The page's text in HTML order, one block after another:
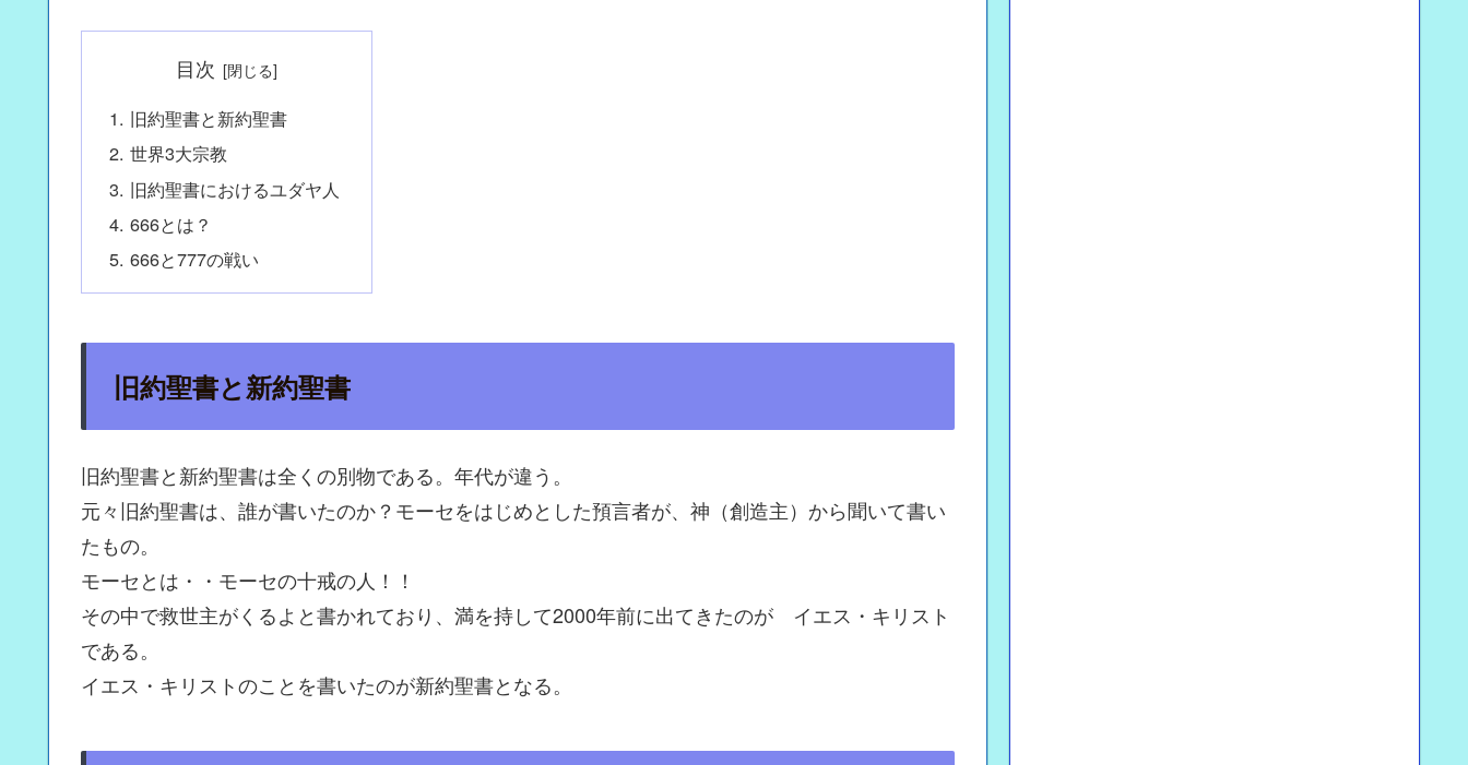
目次
旧約聖書と新約聖書
世界3大宗教
旧約聖書におけるユダヤ人
666とは？
666と777の戦い
旧約聖書と新約聖書
旧約聖書と新約聖書は全くの別物である。年代が違う。
元々旧約聖書は、誰が書いたのか？モーセをはじめとした預言者が、神（創造主）から聞いて書い
たもの。
モーセとは・・モーセの十戒の人！！
その中で救世主がくるよと書かれており、満を持して2000年前に出てきたのが イエス・キリスト
である。
イエス・キリストのことを書いたのが新約聖書となる。